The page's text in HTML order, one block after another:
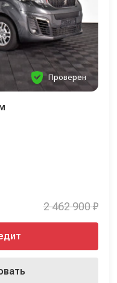
Проверен
2 462 900 ₽